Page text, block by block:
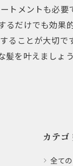
トメントも必要
だけでも効果
ることが大切で
を叶えましょう
カテゴ
全て